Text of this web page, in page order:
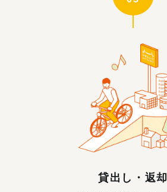
貸出し・返却